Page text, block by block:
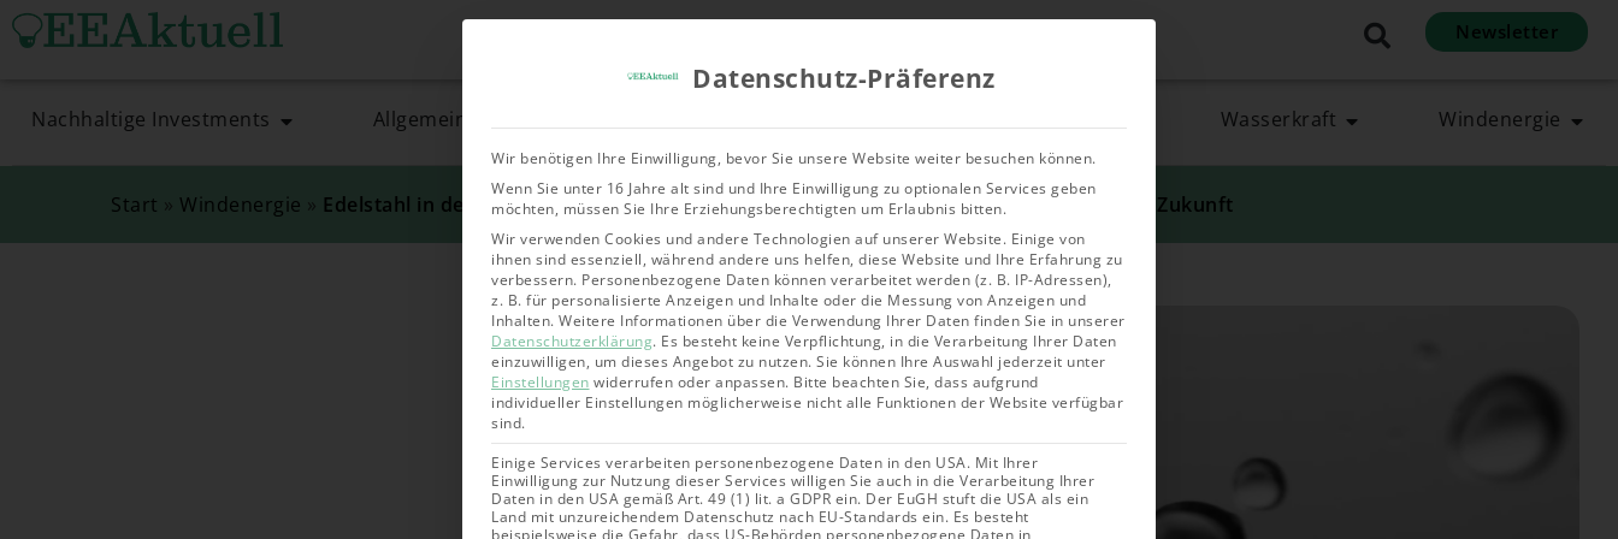
Newsletter
Nachhaltige Investments Allgemein Wasserkraft Windenergie
Start » Windenergie » Edelstahl in der Offshore-Windkraft: Maximale Korrosionsbeständigkeit für die grüne Zukunft
Datenschutz-Präferenz
Wir benötigen Ihre Einwilligung, bevor Sie unsere Website weiter besuchen können.
Wenn Sie unter 16 Jahre alt sind und Ihre Einwilligung zu optionalen Services geben
möchten, müssen Sie Ihre Erziehungsberechtigten um Erlaubnis bitten.
Wir verwenden Cookies und andere Technologien auf unserer Website. Einige von
ihnen sind essenziell, während andere uns helfen, diese Website und Ihre Erfahrung zu
verbessern. Personenbezogene Daten können verarbeitet werden (z. B. IP-Adressen),
z. B. für personalisierte Anzeigen und Inhalte oder die Messung von Anzeigen und
Inhalten. Weitere Informationen über die Verwendung Ihrer Daten finden Sie in unserer
Datenschutzerklärung. Es besteht keine Verpflichtung, in die Verarbeitung Ihrer Daten
einzuwilligen, um dieses Angebot zu nutzen. Sie können Ihre Auswahl jederzeit unter
Einstellungen widerrufen oder anpassen. Bitte beachten Sie, dass aufgrund
individueller Einstellungen möglicherweise nicht alle Funktionen der Website verfügbar
sind.
Einige Services verarbeiten personenbezogene Daten in den USA. Mit Ihrer
Einwilligung zur Nutzung dieser Services willigen Sie auch in die Verarbeitung Ihrer
Daten in den USA gemäß Art. 49 (1) lit. a GDPR ein. Der EuGH stuft die USA als ein
Land mit unzureichendem Datenschutz nach EU-Standards ein. Es besteht
beispielsweise die Gefahr, dass US-Behörden personenbezogene Daten in